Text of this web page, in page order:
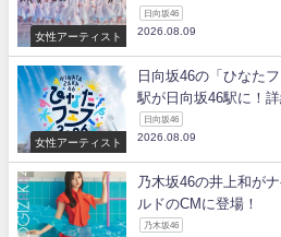
女性アーティスト
日向坂46
2026.08.09
女性アーティスト
日向坂46の「ひなた
駅が日向坂46駅に！
日向坂46
2026.08.09
乃木坂46の井上和が
ルドのCMに登場！
乃木坂46